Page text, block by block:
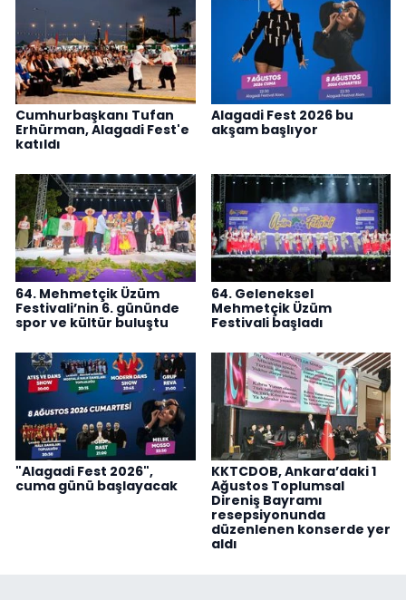
Cumhurbaşkanı Tufan
Erhürman, Alagadi Fest'e
katıldı
Alagadi Fest 2026 bu
akşam başlıyor
64. Mehmetçik Üzüm
Festivali’nin 6. gününde
spor ve kültür buluştu
64. Geleneksel
Mehmetçik Üzüm
Festivali başladı
"Alagadi Fest 2026",
cuma günü başlayacak
KKTCDOB, Ankara’daki 1
Ağustos Toplumsal
Direniş Bayramı
resepsiyonunda
düzenlenen konserde yer
aldı